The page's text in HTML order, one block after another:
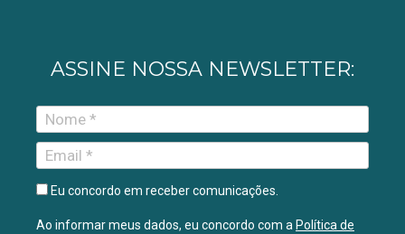
ASSINE NOSSA NEWSLETTER:
Eu concordo em receber comunicações.
Ao informar meus dados, eu concordo com a Política de